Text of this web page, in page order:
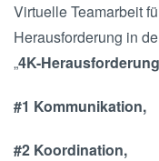
Virtuelle Teamarbeit
Herausforderung in
„4K-
#1 Kommunikation,
#2 Koordination,